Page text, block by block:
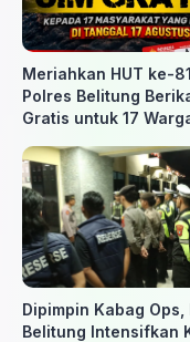
Meriahkan HUT ke-81
Polres Belitung
Gratis untuk 17
Dipimpin Kabag Ops,
Belitung Intensifkan